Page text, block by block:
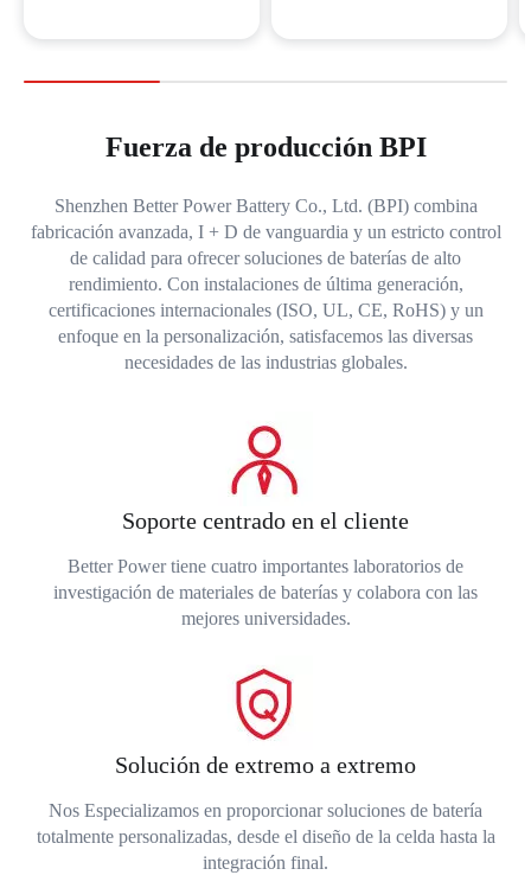
Fuerza de producción BPI
Shenzhen Better Power Battery Co., Ltd. (BPI) combina
fabricación avanzada, I + D de vanguardia y un estricto control
de calidad para ofrecer soluciones de baterías de alto
rendimiento. Con instalaciones de última generación,
certificaciones internacionales (ISO, UL, CE, RoHS) y un
enfoque en la personalización, satisfacemos las diversas
necesidades de las industrias globales.
Soporte centrado en el cliente
Better Power tiene cuatro importantes laboratorios de
investigación de materiales de baterías y colabora con las
mejores universidades.
Solución de extremo a extremo
Nos Especializamos en proporcionar soluciones de batería
totalmente personalizadas, desde el diseño de la celda hasta la
integración final.